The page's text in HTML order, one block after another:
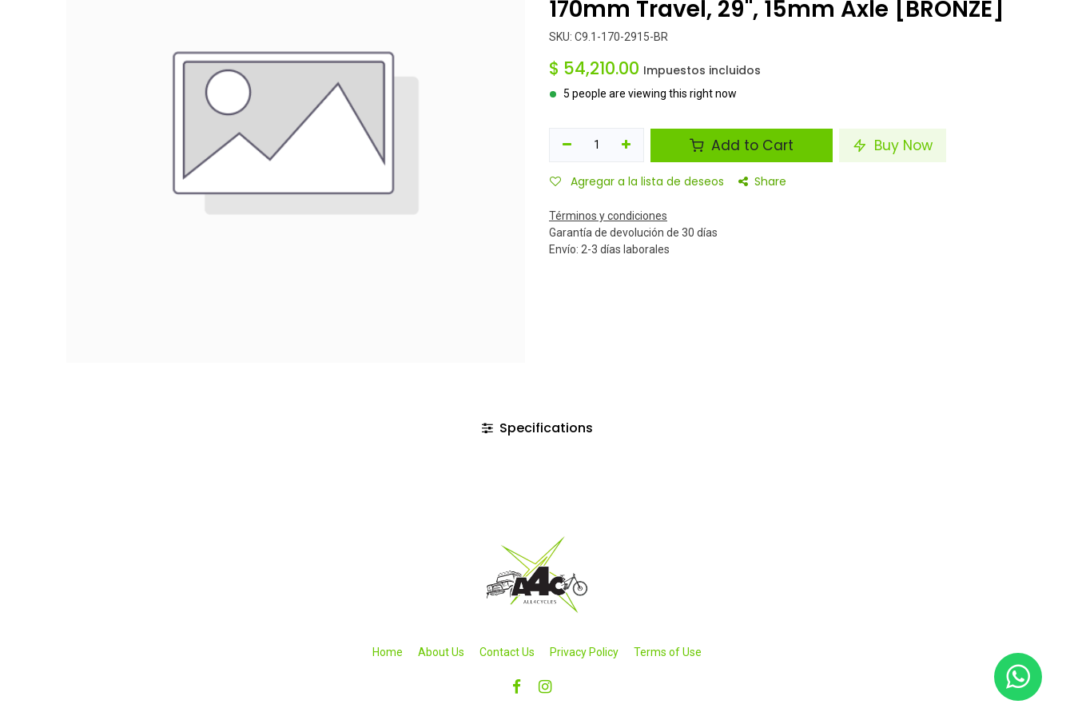
170mm Travel, 29", 15mm Axle [BRONZE]
SKU: C9.1-170-2915-BR
$ 54,210.00 Impuestos incluidos
5 people are viewing this right now
Add to Cart Buy Now
Agregar a la lista de deseos Share
Términos y condiciones
Garantía de devolución de 30 días
Envío: 2-3 días laborales
Specifications
Home About Us Contact Us Privacy Policy Terms of Use